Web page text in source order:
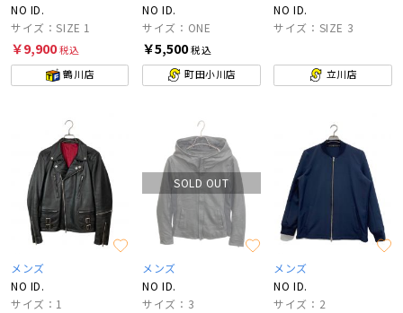
NO ID.
サイズ：SIZE 1
￥9,900税込
鶴川店
NO ID.
サイズ：ONE
￥5,500税込
町田小川店
NO ID.
サイズ：SIZE 3
立川店
メンズ
NO ID.
サイズ：1
SOLD OUT
メンズ
NO ID.
サイズ：3
メンズ
NO ID.
サイズ：2